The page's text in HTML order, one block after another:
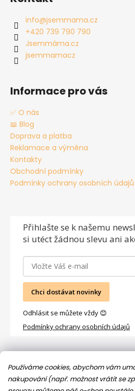
Používáme cookies, abychom vám
nakupování (např. možnost vrátit se
info@jsemmama.cz
+420 739 790 790
Jsemmáma.cz
jsemmamacz
Informace pro vás
✅ O nás
📖 Blog
Doprava a platba
Reklamace a výměna
Kontakty
Obchodní podmínky
Podmínky ochrany osobních údajů
Přihlašte se k našemu
si utéct žádnou slevu ani
Chci dostávat novinky
Odhlásit se můžete vždy 😊
Podmínky ochrany osobních údajů
Facebook